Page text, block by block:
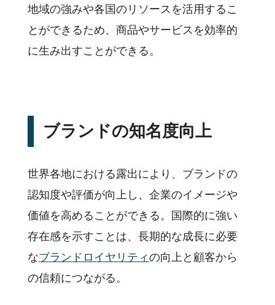
地域の強みや各国のリソースを活用するこ
とができるため、商品やサービスを効率的
に生み出すことができる。
ブランドの知名度向上
世界各地における露出により、ブランドの
認知度や評価が向上し、企業のイメージや
価値を高めることができる。国際的に強い
存在感を示すことは、長期的な成長に必要
なブランドロイヤリティの向上と顧客から
の信頼につながる。